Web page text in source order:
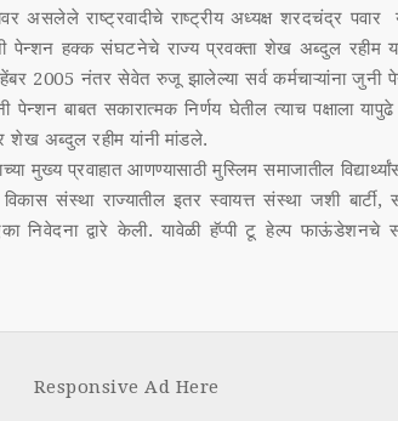
असलेले राष्ट्रवादीचे राष्ट्रीय अध्यक्ष शरदचंद्र
पेन्शन हक्क संघटनेचे राज्य प्रवक्ता शेख अब्दुल रहीम
2005 नंतर सेवेत रुजू झालेल्या सर्व कर्मचाऱ्यांना जुनी
पेन्शन बाबत सकारात्मक निर्णय घेतील त्याच पक्षाला यापुढे
अब्दुल रहीम यांनी मांडले.
प्रवाहात आणण्यासाठी मुस्लिम समाजातील
संस्था राज्यातील इतर स्वायत्त संस्था जशी बार्टी,
निवेदना द्वारे केली. यावेळी हॅप्पी टू हेल्प फाऊंडेशनचे
Responsive Ad Here